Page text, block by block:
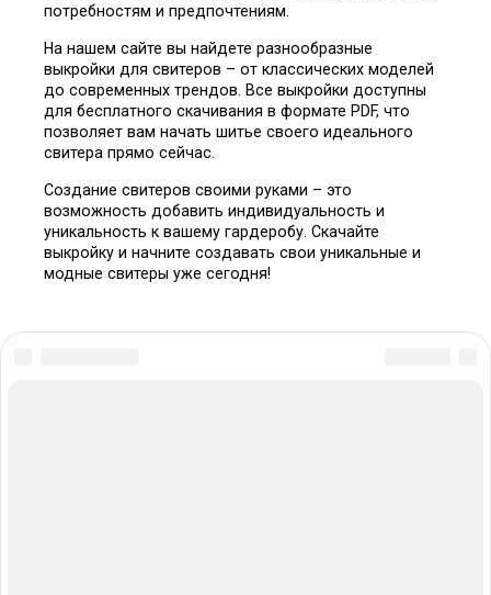
потребностям и предпочтениям.
На нашем сайте вы найдете разнообразные
выкройки для свитеров – от классических моделей
до современных трендов. Все выкройки доступны
для бесплатного скачивания в формате PDF, что
позволяет вам начать шитье своего идеального
свитера прямо сейчас.
Создание свитеров своими руками – это
возможность добавить индивидуальность и
уникальность к вашему гардеробу. Скачайте
выкройку и начните создавать свои уникальные и
модные свитеры уже сегодня!